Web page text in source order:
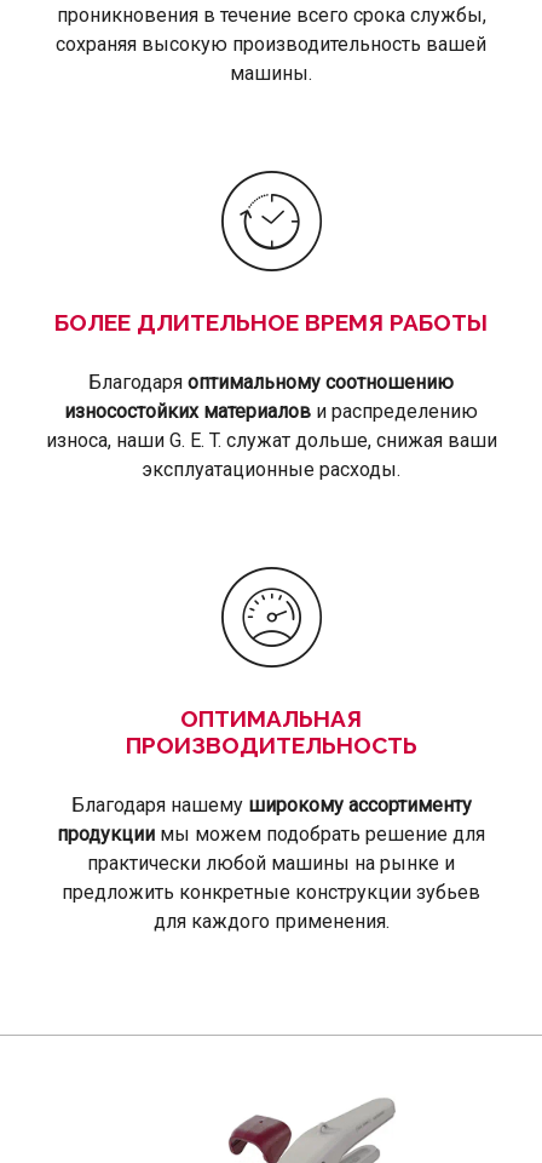
проникновения в течение всего срока службы,
сохраняя высокую производительность вашей
машины.
БОЛЕЕ ДЛИТЕЛЬНОЕ ВРЕМЯ РАБОТЫ
Благодаря оптимальному соотношению
износостойких материалов и распределению
износа, наши G. E. T. служат дольше, снижая ваши
эксплуатационные расходы.
ОПТИМАЛЬНАЯ
ПРОИЗВОДИТЕЛЬНОСТЬ
Благодаря нашему широкому ассортименту
продукции мы можем подобрать решение для
практически любой машины на рынке и
предложить конкретные конструкции зубьев
для каждого применения.